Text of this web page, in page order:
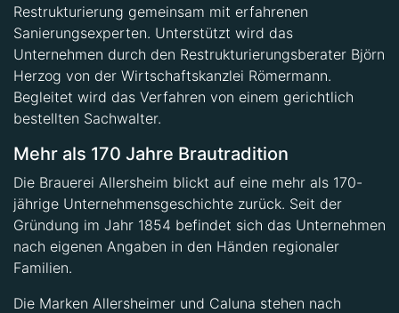
Restrukturierung gemeinsam mit erfahrenen
Sanierungsexperten. Unterstützt wird das
Unternehmen durch den Restrukturierungsberater Björn
Herzog von der Wirtschaftskanzlei Römermann.
Begleitet wird das Verfahren von einem gerichtlich
bestellten Sachwalter.
Mehr als 170 Jahre Brautradition
Die Brauerei Allersheim blickt auf eine mehr als 170-
jährige Unternehmensgeschichte zurück. Seit der
Gründung im Jahr 1854 befindet sich das Unternehmen
nach eigenen Angaben in den Händen regionaler
Familien.
Die Marken Allersheimer und Caluna stehen nach